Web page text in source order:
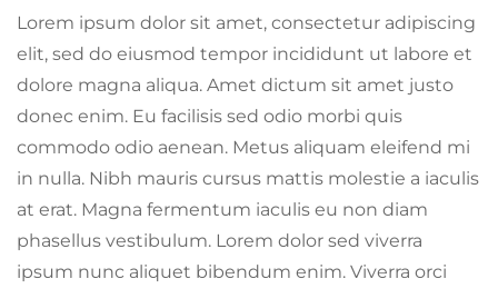
Lorem ipsum dolor sit amet, consectetur adipiscing
elit, sed do eiusmod tempor incididunt ut labore et
dolore magna aliqua. Amet dictum sit amet justo
donec enim. Eu facilisis sed odio morbi quis
commodo odio aenean. Metus aliquam eleifend mi
in nulla. Nibh mauris cursus mattis molestie a iaculis
at erat. Magna fermentum iaculis eu non diam
phasellus vestibulum. Lorem dolor sed viverra
ipsum nunc aliquet bibendum enim. Viverra orci